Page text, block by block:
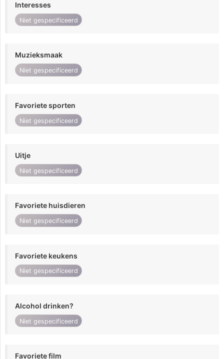
Interesses
Niet gespecificeerd
Muzieksmaak
Niet gespecificeerd
Favoriete sporten
Niet gespecificeerd
Uitje
Niet gespecificeerd
Favoriete huisdieren
Niet gespecificeerd
Favoriete keukens
Niet gespecificeerd
Alcohol drinken?
Niet gespecificeerd
Favoriete film